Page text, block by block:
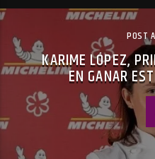
POST
KARIME LÓPEZ,
EN GANAR